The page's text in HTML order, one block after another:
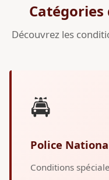
Découvrez les
🚔
Police
Conditions